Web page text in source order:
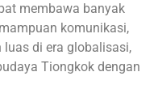
membawa banyak
komunikasi,
di era globalisasi,
Tiongkok dengan